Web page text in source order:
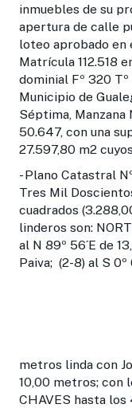
inmuebles de su
apertura de calle
loteo aprobado
Matrícula 112.518
dominial Fº 320
Municipio de
Séptima,
50.647, con una
27.597,80 m2
- Plano Catastral
Tres Mil
cuadrados
linderos son:
al N 89º 56´E de
Paiva; (2-8) al S 0º
metros linda con
10,00 metros; con
CHAVES hasta